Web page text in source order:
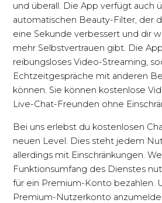
und überall. Die App verfügt auch
automatischen Beauty-Filter, der
eine Sekunde verbessert und dir
mehr Selbstvertrauen gibt. Die
reibungsloses Video-Streaming,
Echtzeitgespräche mit anderen
können. Sie können kostenlose
Live-Chat-Freunden ohne
Bei uns erlebst du kostenlosen
neuen Level. Dies steht jedem
allerdings mit Einschränkungen.
Funktionsumfang des Dienstes
für ein Premium-Konto bezahlen.
Premium-Nutzerkonto